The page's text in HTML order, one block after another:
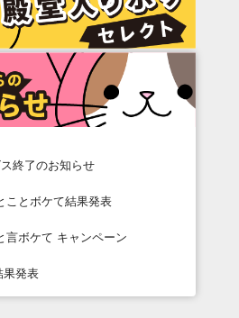
終了のお知らせ
ことボケて結果発表
言ボケて キャンペーン
果発表